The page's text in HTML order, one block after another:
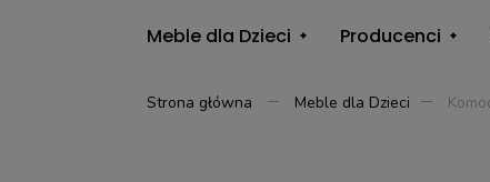
Meble dla Dzieci Producenci
Strona główna Meble dla Dzieci